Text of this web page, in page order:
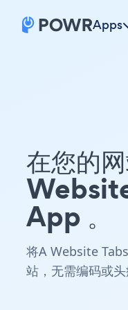
Apps
在您的
App 。
将A Website
站，无需编码或头